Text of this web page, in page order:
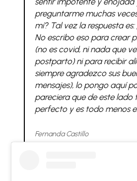
preguntarme muchas
mí? Tal vez la respuesta
No escribo eso para crear
(no es covid, ni nada que
postparto) ni para recibir
siempre agradezco sus
mensajes), lo pongo aquí
pareciera que de este lado
perfecto y es todo menos
Fernanda Castillo